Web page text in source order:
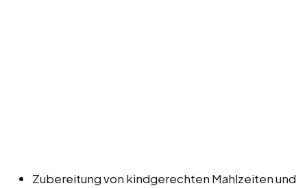
Zubereitung von kindgerechten Mahlzeiten und